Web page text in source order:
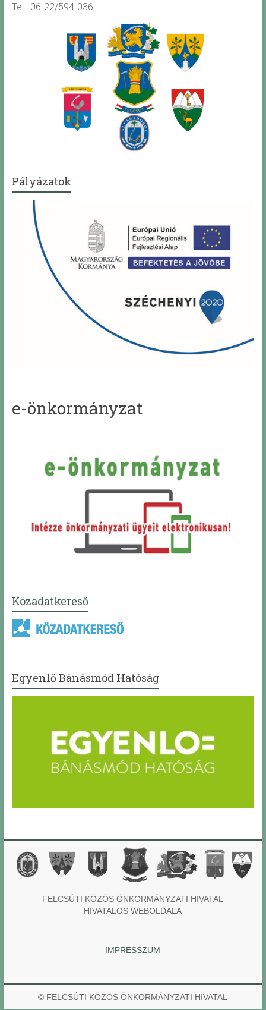
Tel.: 06-22/594-036
Pályázatok
e-önkormányzat
Közadatkereső
Egyenlő Bánásmód Hatóság
FELCSÚTI KÖZÖS ÖNKORMÁNYZATI HIVATAL
HIVATALOS WEBOLDALA
IMPRESSZUM
© FELCSÚTI KÖZÖS ÖNKORMÁNYZATI HIVATAL